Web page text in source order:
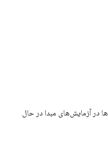
موارد زیر نسخه‌های نمایشی برای APIها در آزمایش‌های مبدا در حال